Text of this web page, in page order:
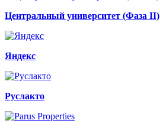
Центральный университет (Фаза II)
Яндекс
Руслакто